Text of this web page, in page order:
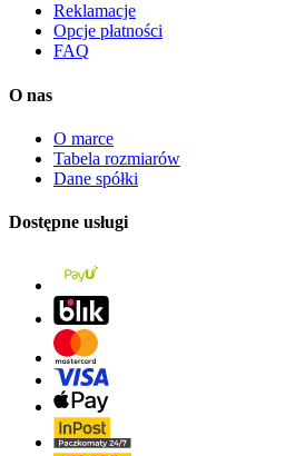
Reklamacje
Opcje płatności
FAQ
O nas
O marce
Tabela rozmiarów
Dane spółki
Dostępne usługi